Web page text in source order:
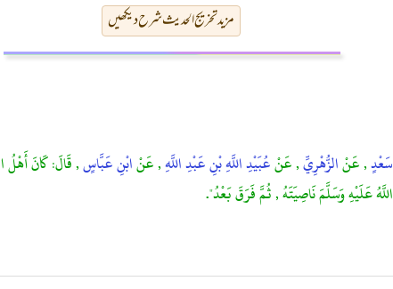
مزید تخریج الحدیث شرح دیکھیں
, عَنْالزُّهْرِيِّ, عَنْعُبَيْدِ اللَّهِ بْنِ عَبْدِ اللَّهِ, عَنْابْنِ عَبَّاسٍ, قَالَ: كَانَ أَهْلُ
عَلَيْهِ وَسَلَّمَ نَاصِيَتَهُ , ثُمَّ فَرَقَ بَعْدُ".